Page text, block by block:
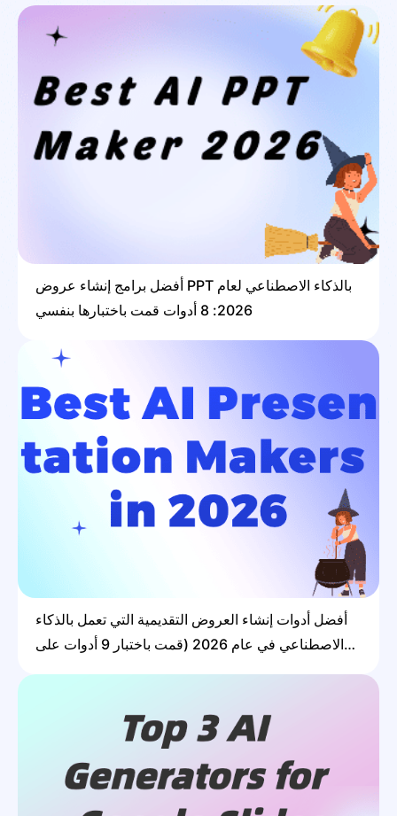
أفضل برامج إنشاء عروض PPT بالذكاء الاصطناعي لعام
2026: 8 أدوات قمت باختبارها بنفسي
أفضل أدوات إنشاء العروض التقديمية التي تعمل بالذكاء
الاصطناعي في عام 2026 (قمت باختبار 9 أدوات على